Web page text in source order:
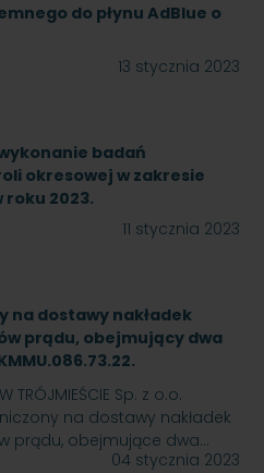
do płynu AdBlue o
13 stycznia 2023
badań
okresowej w zakresie
2023.
11 stycznia 2023
na dostawy nakładek
prądu, obejmujący dwa
TRÓJMIEŚCIE Sp. z o.o.
na dostawy nakładek
prądu, obejmujące dwa…
04 stycznia 2023